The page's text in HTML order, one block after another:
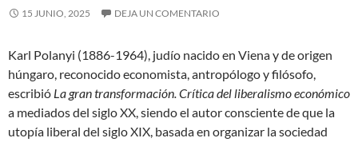
15 JUNIO, 2025 DEJA UN COMENTARIO
Karl Polanyi (1886-1964), judío nacido en Viena y de origen
húngaro, reconocido economista, antropólogo y filósofo,
escribió La gran transformación. Crítica del liberalismo económico
a mediados del siglo XX, siendo el autor consciente de que la
utopía liberal del siglo XIX, basada en organizar la sociedad